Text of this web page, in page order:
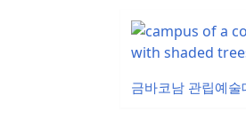
금바코남 관립예술